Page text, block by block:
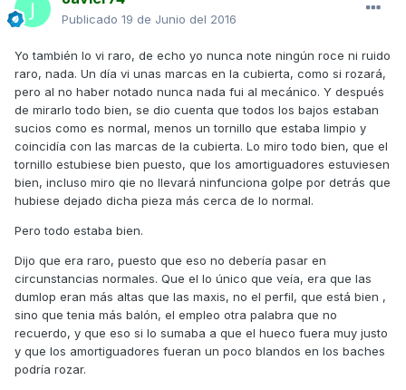
Publicado 19 de Junio del 2016
Yo también lo vi raro, de echo yo nunca note ningún roce ni ruido
raro, nada. Un día vi unas marcas en la cubierta, como si rozará,
pero al no haber notado nunca nada fui al mecánico. Y después
de mirarlo todo bien, se dio cuenta que todos los bajos estaban
sucios como es normal, menos un tornillo que estaba limpio y
coincidía con las marcas de la cubierta. Lo miro todo bien, que el
tornillo estubiese bien puesto, que los amortiguadores estuviesen
bien, incluso miro qie no llevará ninfunciona golpe por detrás que
hubiese dejado dicha pieza más cerca de lo normal.
Pero todo estaba bien.
Dijo que era raro, puesto que eso no debería pasar en
circunstancias normales. Que el lo único que veía, era que las
dumlop eran más altas que las maxis, no el perfil, que está bien ,
sino que tenia más balón, el empleo otra palabra que no
recuerdo, y que eso si lo sumaba a que el hueco fuera muy justo
y que los amortiguadores fueran un poco blandos en los baches
podría rozar.